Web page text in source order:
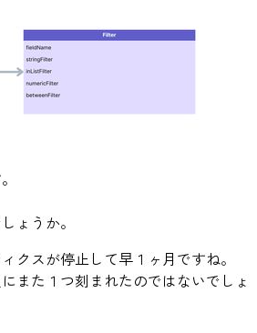
ょうか。
クスが停止して早１ヶ月ですね。
また１つ刻まれたのではないでしょ